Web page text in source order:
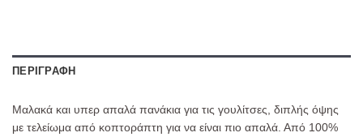
ΠΕΡΙΓΡΑΦΉ
Μαλακά και υπερ απαλά πανάκια για τις γουλίτσες, διπλής όψης
με τελείωμα από κοπτοράπτη για να είναι πιο απαλά. Από 100%